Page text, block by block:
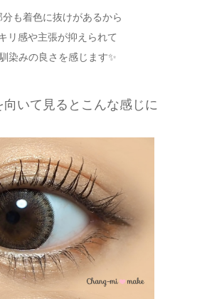
分も着色に抜けがあるから
リ感や主張が抑えられて
染みの良さを感じます✨
向いて見るとこんな感じに